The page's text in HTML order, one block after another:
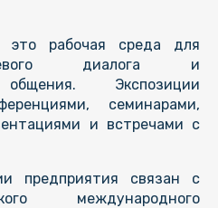
это рабочая среда для
диалога и
общения. Экспозиции
семинарами,
и встречами с
предприятия связан с
международного